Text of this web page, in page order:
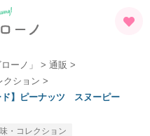
ーノ」 > 通販 >
クション >
ド】ピーナッツ スヌーピー
・コレクション